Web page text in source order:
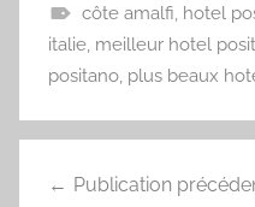
côte amalfi, hotel
italie, meilleur hotel
positano, plus beaux
Publication